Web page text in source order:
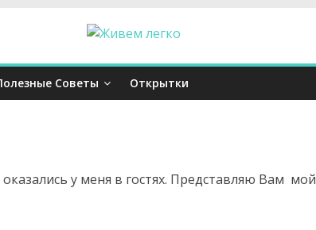
Советы Открытки
у меня в гостях. Представляю Вам мой